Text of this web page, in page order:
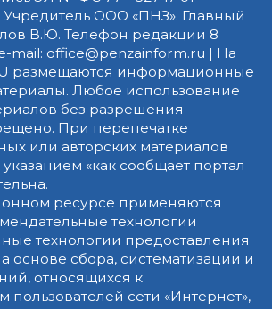
Учредитель ООО «ПНЗ». Главный
В.Ю. Телефон редакции 8
mail: office@penzainform.ru | На
размещаются информационные
Любое использование
без разрешения
При перепечатке
или авторских материалов
«как сообщает портал
ресурсе применяются
технологии
технологии предоставления
основе сбора, систематизации и
относящихся к
пользователей сети «Интернет»,